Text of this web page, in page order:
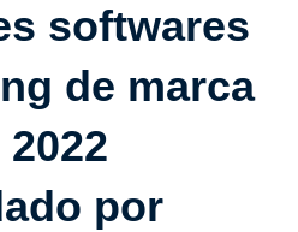
softwares
de marca
por